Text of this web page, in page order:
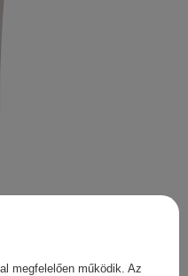
Bakuchiol Eye Cream -
- 20ml
590,00 Ft
megfelelően működik. Az